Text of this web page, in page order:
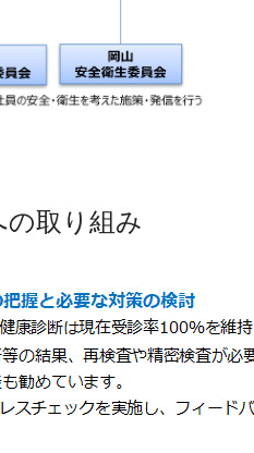
の取り組み